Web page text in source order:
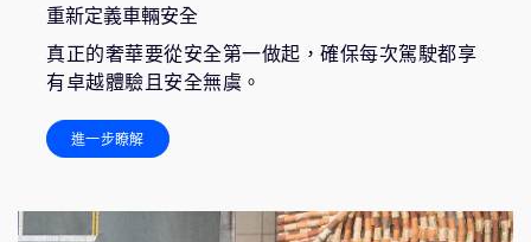
重新定義車輛安全
真正的奢華要從安全第一做起，確保每次駕駛都享
有卓越體驗且安全無虞。
進一步瞭解